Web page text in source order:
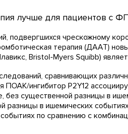
лучше для пациентов с
подвергшихся чрескожному
терапия (ДААТ)
Bristol-Myers Squibb)
сравнивающих
ПОАК/ингибитор P2Y12
без существенной разницы в
разницы в ишемических
по сравнению с